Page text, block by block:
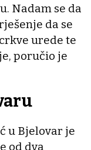
Nadam se da
da se
urede te
poručio je
u Bjelovar je
od dva